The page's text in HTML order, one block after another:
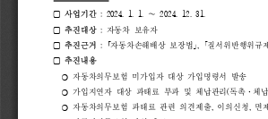
▢ 사업기간 : 2024. 1. 1. ∼ 2024. 12. 31.
▢ 추진대상 : 자동차
보유자
▢ 추진근거 : ｢자동차손해배상 보장법 ｣ ｢질서위반행위규
▢ 추진내용
❍ 자동차의무보험 미가입자 대상 가입명령서
발송
❍ 가입지연자 대상 과태료 부과 및 체납관리(독촉· 체
❍ 자동차의무보험 과태료 관련 의견제출, 이의신청 면